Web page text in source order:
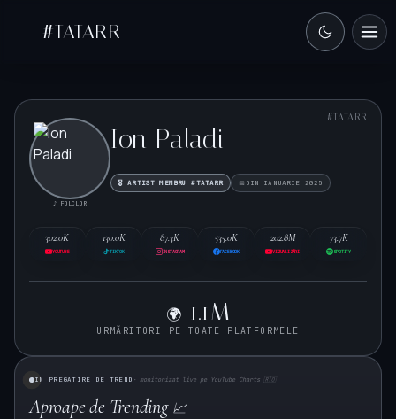
#TATARR
#TATARR
♪ FOLCLOR
Ion Paladi
🎖️ ARTIST MEMBRU #TATARR DIN IANUARIE 2025
302.0K
YOUTUBE
130.0K
TIKTOK
87.3K
INSTAGRAM
535.0K
FACEBOOK
202.8M
VIZUALIZĂRI
73.7K
SPOTIFY
🌍 1.1M
URMĂRITORI PE TOATE PLATFORMELE
IN PREGATIRE DE TREND · monitorizat live pe YouTube Charts 🇷🇴
Aproape de Trending 📈